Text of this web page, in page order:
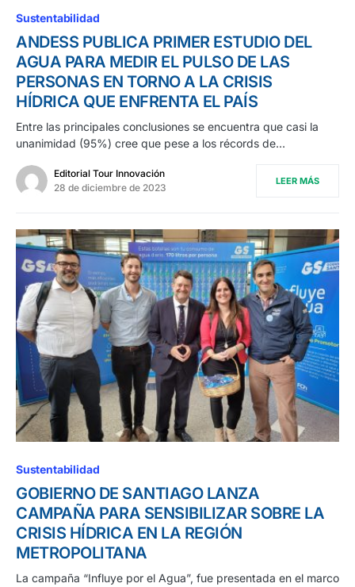
Sustentabilidad
ANDESS PUBLICA PRIMER ESTUDIO DEL
AGUA PARA MEDIR EL PULSO DE LAS
PERSONAS EN TORNO A LA CRISIS
HÍDRICA QUE ENFRENTA EL PAÍS
Entre las principales conclusiones se encuentra que casi la
unanimidad (95%) cree que pese a los récords de…
Editorial Tour Innovación
28 de diciembre de 2023
LEER MÁS
Sustentabilidad
GOBIERNO DE SANTIAGO LANZA
CAMPAÑA PARA SENSIBILIZAR SOBRE LA
CRISIS HÍDRICA EN LA REGIÓN
METROPOLITANA
La campaña “Influye por el Agua”, fue presentada en el marco